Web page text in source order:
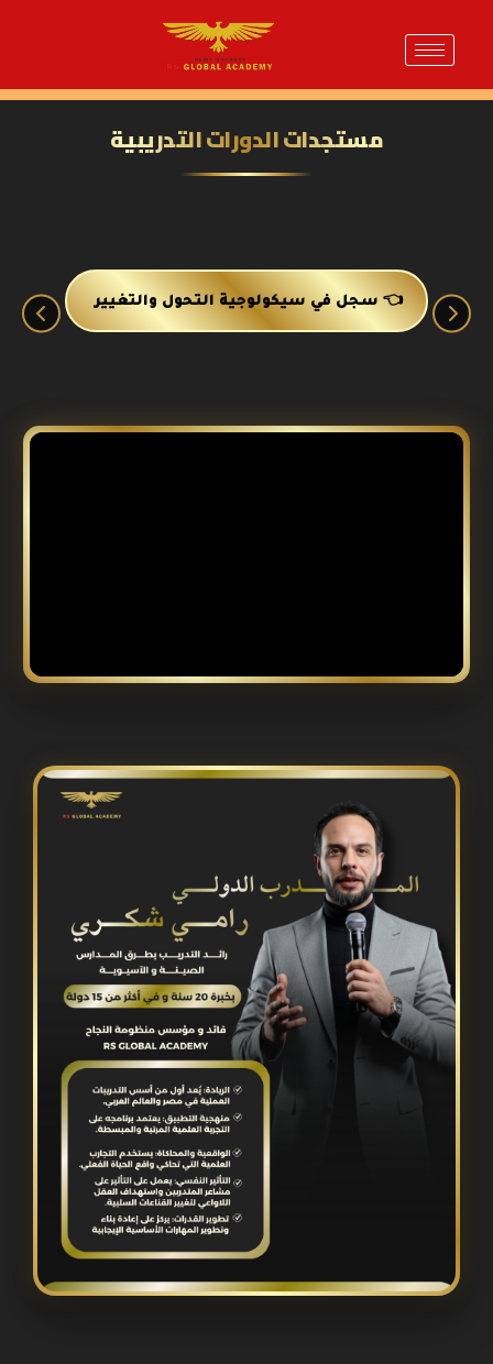
مستجدات الدورات التدريبية
سجل في سيكولوجية التحول والتغيير 👈